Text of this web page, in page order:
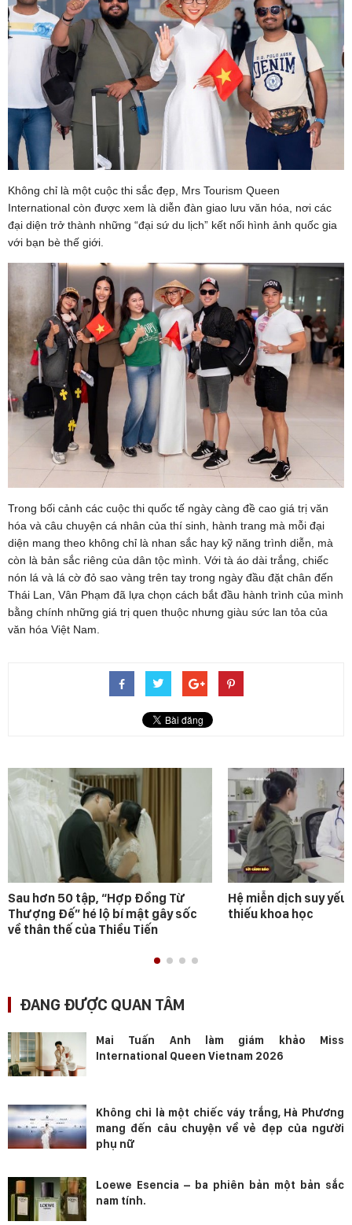
Không chỉ là một cuộc thi sắc đẹp, Mrs Tourism Queen
International còn được xem là diễn đàn giao lưu văn hóa, nơi các
đại diện trở thành những “đại sứ du lịch” kết nối hình ảnh quốc gia
với bạn bè thế giới.
Trong bối cảnh các cuộc thi quốc tế ngày càng đề cao giá trị văn
hóa và câu chuyện cá nhân của thí sinh, hành trang mà mỗi đại
diện mang theo không chỉ là nhan sắc hay kỹ năng trình diễn, mà
còn là bản sắc riêng của dân tộc mình. Với tà áo dài trắng, chiếc
nón lá và lá cờ đỏ sao vàng trên tay trong ngày đầu đặt chân đến
Thái Lan, Vân Phạm đã lựa chọn cách bắt đầu hành trình của mình
bằng chính những giá trị quen thuộc nhưng giàu sức lan tỏa của
văn hóa Việt Nam.
Sau hơn 50 tập, “Hợp Đồng Từ
Thượng Đế” hé lộ bí mật gây sốc
về thân thế của Thiều Tiến
Hệ miễn dịch suy
thiếu khoa học
ĐANG ĐƯỢC QUAN TÂM
Mai Tuấn Anh làm giám khảo Miss
International Queen Vietnam 2026
Không chỉ là một chiếc váy trắng, Hà Phương
mang đến câu chuyện về vẻ đẹp của người
phụ nữ
Loewe Esencia – ba phiên bản một bản sắc
nam tính.